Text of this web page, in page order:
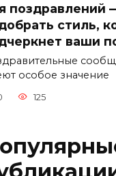
поздравлений
стиль,
ваши
особое значение
125